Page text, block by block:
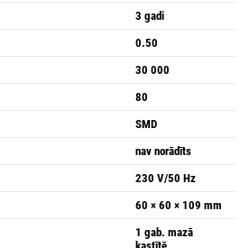
3 gadi
0.50
30 000
80
SMD
nav norādīts
230 V/50 Hz
60 × 60 × 109 mm
1 gab. mazā